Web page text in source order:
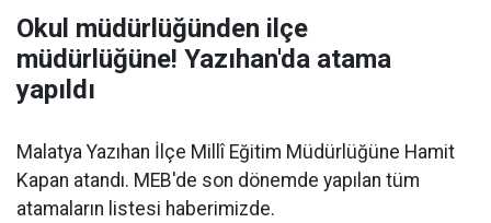
Okul müdürlüğünden ilçe
müdürlüğüne! Yazıhan'da atama
yapıldı
Malatya Yazıhan İlçe Millî Eğitim Müdürlüğüne Hamit
Kapan atandı. MEB'de son dönemde yapılan tüm
atamaların listesi haberimizde.